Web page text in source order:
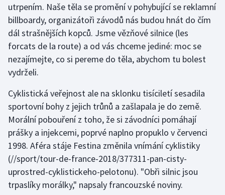
utrpením. Naše těla se promění v pohybující se reklamní
billboardy, organizátoři závodů nás budou hnát do čím
dál strašnějších kopců. Jsme vězňové silnice (les
forcats de la route) a od vás chceme jediné: moc se
nezajímejte, co si pereme do těla, abychom tu bolest
vydrželi.
Cyklistická veřejnost ale na sklonku tisíciletí sesadila
sportovní bohy z jejich trůnů a zašlapala je do země.
Morální pobouření z toho, že si závodníci pomáhají
prášky a injekcemi, poprvé naplno propuklo v červenci
1998. Aféra stáje Festina změnila vnímání cyklistiky
(//sport/tour-de-france-2018/377311-pan-cisty-
uprostred-cyklistickeho-pelotonu). "Obři silnic jsou
trpaslíky morálky," napsaly francouzské noviny.